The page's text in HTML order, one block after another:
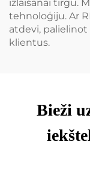
izlaišanai tirgū.
tehnoloģiju. Ar
atdevi,
klientus.
Bieži